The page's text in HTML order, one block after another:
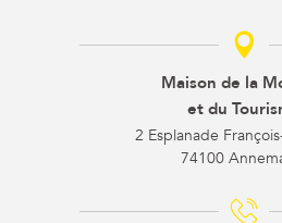
Maison de la
et du
2 Esplanade
74100